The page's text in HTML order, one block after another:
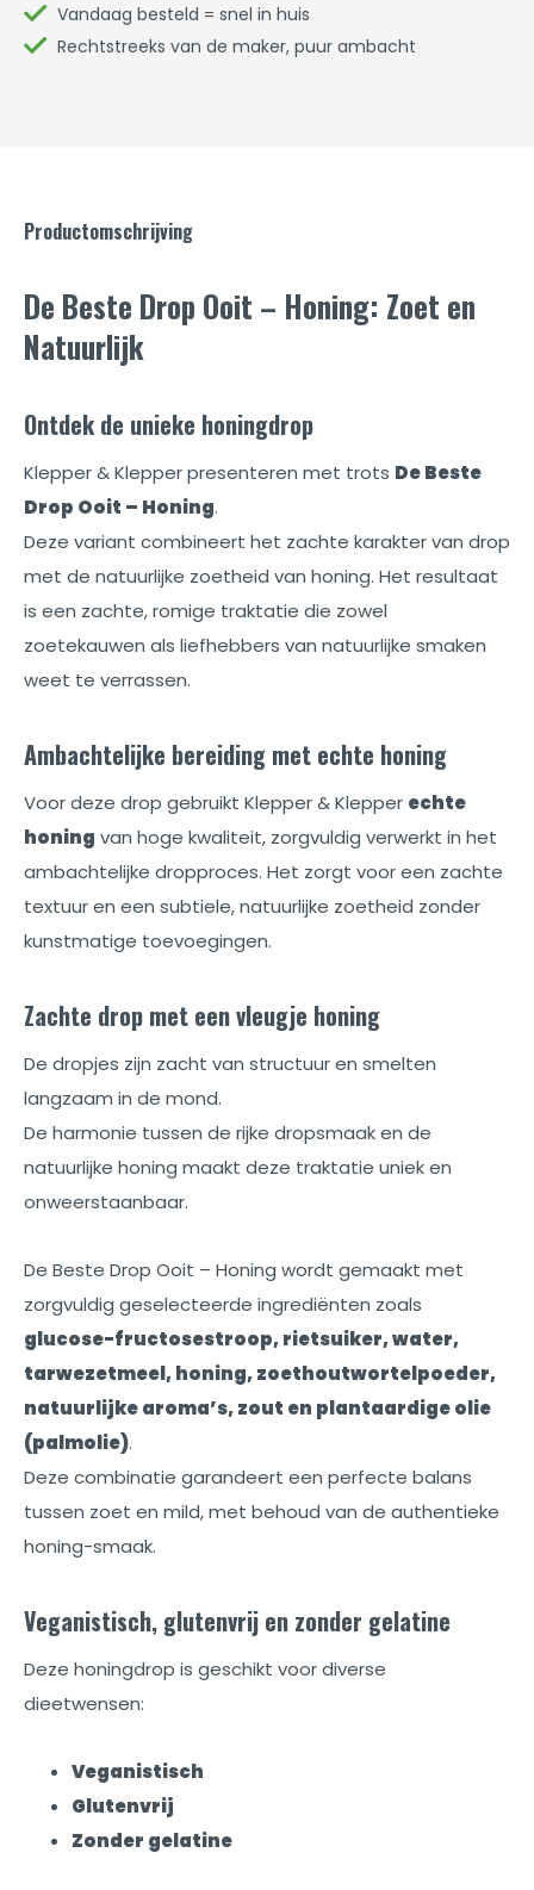
Vandaag besteld = snel in huis
Rechtstreeks van de maker, puur ambacht
Productomschrijving
De Beste Drop Ooit – Honing: Zoet en
Natuurlijk
Ontdek de unieke honingdrop
Klepper & Klepper presenteren met trots De Beste
Drop Ooit – Honing.
Deze variant combineert het zachte karakter van drop
met de natuurlijke zoetheid van honing. Het resultaat
is een zachte, romige traktatie die zowel
zoetekauwen als liefhebbers van natuurlijke smaken
weet te verrassen.
Ambachtelijke bereiding met echte honing
Voor deze drop gebruikt Klepper & Klepper echte
honing van hoge kwaliteit, zorgvuldig verwerkt in het
ambachtelijke dropproces. Het zorgt voor een zachte
textuur en een subtiele, natuurlijke zoetheid zonder
kunstmatige toevoegingen.
Zachte drop met een vleugje honing
De dropjes zijn zacht van structuur en smelten
langzaam in de mond.
De harmonie tussen de rijke dropsmaak en de
natuurlijke honing maakt deze traktatie uniek en
onweerstaanbaar.
De Beste Drop Ooit – Honing wordt gemaakt met
zorgvuldig geselecteerde ingrediënten zoals
glucose-fructosestroop, rietsuiker, water,
tarwezetmeel, honing, zoethoutwortelpoeder,
natuurlijke aroma’s, zout en plantaardige olie
(palmolie).
Deze combinatie garandeert een perfecte balans
tussen zoet en mild, met behoud van de authentieke
honing-smaak.
Veganistisch, glutenvrij en zonder gelatine
Deze honingdrop is geschikt voor diverse
dieetwensen:
Veganistisch
Glutenvrij
Zonder gelatine